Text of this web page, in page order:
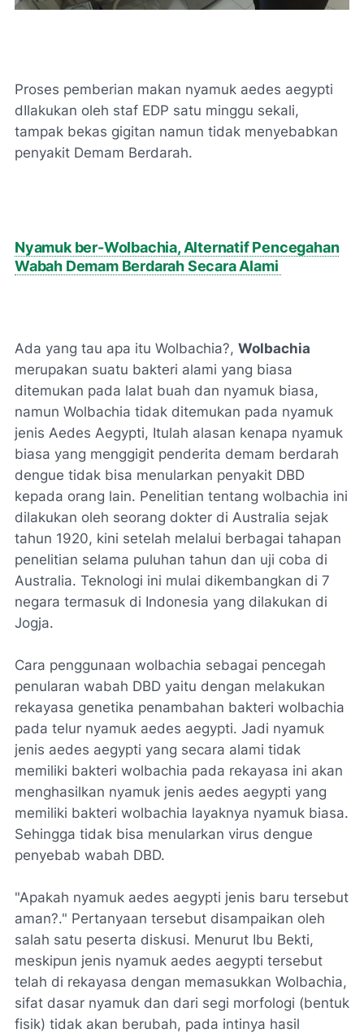
Proses pemberian makan nyamuk aedes aegypti
dIlakukan oleh staf EDP satu minggu sekali,
tampak bekas gigitan namun tidak menyebabkan
penyakit Demam Berdarah.
Nyamuk ber-Wolbachia, Alternatif Pencegahan
Wabah Demam Berdarah Secara Alami
Ada yang tau apa itu Wolbachia?, Wolbachia
merupakan suatu bakteri alami yang biasa
ditemukan pada lalat buah dan nyamuk biasa,
namun Wolbachia tidak ditemukan pada nyamuk
jenis Aedes Aegypti, Itulah alasan kenapa nyamuk
biasa yang menggigit penderita demam berdarah
dengue tidak bisa menularkan penyakit DBD
kepada orang lain. Penelitian tentang wolbachia ini
dilakukan oleh seorang dokter di Australia sejak
tahun 1920, kini setelah melalui berbagai tahapan
penelitian selama puluhan tahun dan uji coba di
Australia. Teknologi ini mulai dikembangkan di 7
negara termasuk di Indonesia yang dilakukan di
Jogja.
Cara penggunaan wolbachia sebagai pencegah
penularan wabah DBD yaitu dengan melakukan
rekayasa genetika penambahan bakteri wolbachia
pada telur nyamuk aedes aegypti. Jadi nyamuk
jenis aedes aegypti yang secara alami tidak
memiliki bakteri wolbachia pada rekayasa ini akan
menghasilkan nyamuk jenis aedes aegypti yang
memiliki bakteri wolbachia layaknya nyamuk biasa.
Sehingga tidak bisa menularkan virus dengue
penyebab wabah DBD.
"Apakah nyamuk aedes aegypti jenis baru tersebut
aman?." Pertanyaan tersebut disampaikan oleh
salah satu peserta diskusi. Menurut Ibu Bekti,
meskipun jenis nyamuk aedes aegypti tersebut
telah di rekayasa dengan memasukkan Wolbachia,
sifat dasar nyamuk dan dari segi morfologi (bentuk
fisik) tidak akan berubah, pada intinya hasil